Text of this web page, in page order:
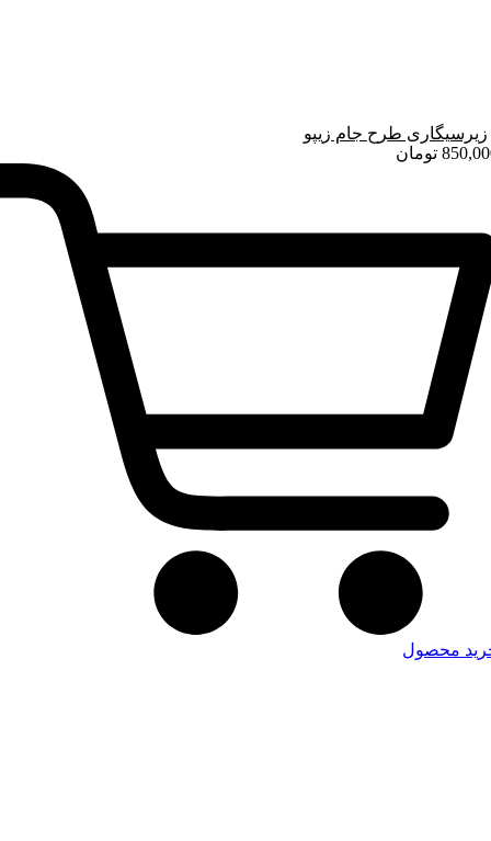
زیرسیگاری طرح جام زیپو
تومان
محصول